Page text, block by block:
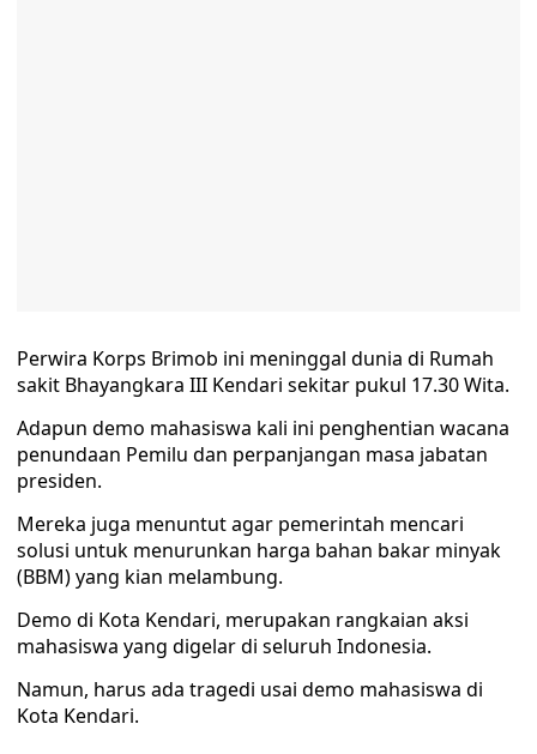
Perwira Korps Brimob ini meninggal dunia di Rumah
sakit Bhayangkara III Kendari sekitar pukul 17.30 Wita.
Adapun demo mahasiswa kali ini penghentian wacana
penundaan Pemilu dan perpanjangan masa jabatan
presiden.
Mereka juga menuntut agar pemerintah mencari
solusi untuk menurunkan harga bahan bakar minyak
(BBM) yang kian melambung.
Demo di Kota Kendari, merupakan rangkaian aksi
mahasiswa yang digelar di seluruh Indonesia.
Namun, harus ada tragedi usai demo mahasiswa di
Kota Kendari.